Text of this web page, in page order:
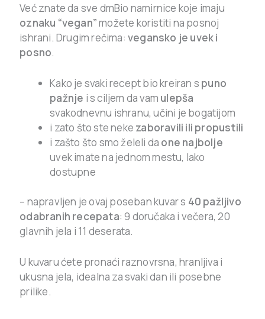
Već znate da sve dmBio namirnice koje imaju
oznaku “vegan”možete koristiti na posnoj
ishrani. Drugim rečima: vegansko je uvek i
posno.
Kako je svaki recept bio kreiran s puno
pažnje i s ciljem da vam ulepša
svakodnevnu ishranu, učini je bogatijom
i zato što ste neke zaboravili ili propustili
i zašto što smo želeli da one najbolje
uvek imate na jednom mestu, lako
dostupne
– napravljen je ovaj poseban kuvar s 40 pažljivo
odabranih recepata: 9 doručaka i večera, 20
glavnih jela i 11 deserata.
U kuvaru ćete pronaći raznovrsna, hranljiva i
ukusna jela, idealna za svaki dan ili posebne
prilike.